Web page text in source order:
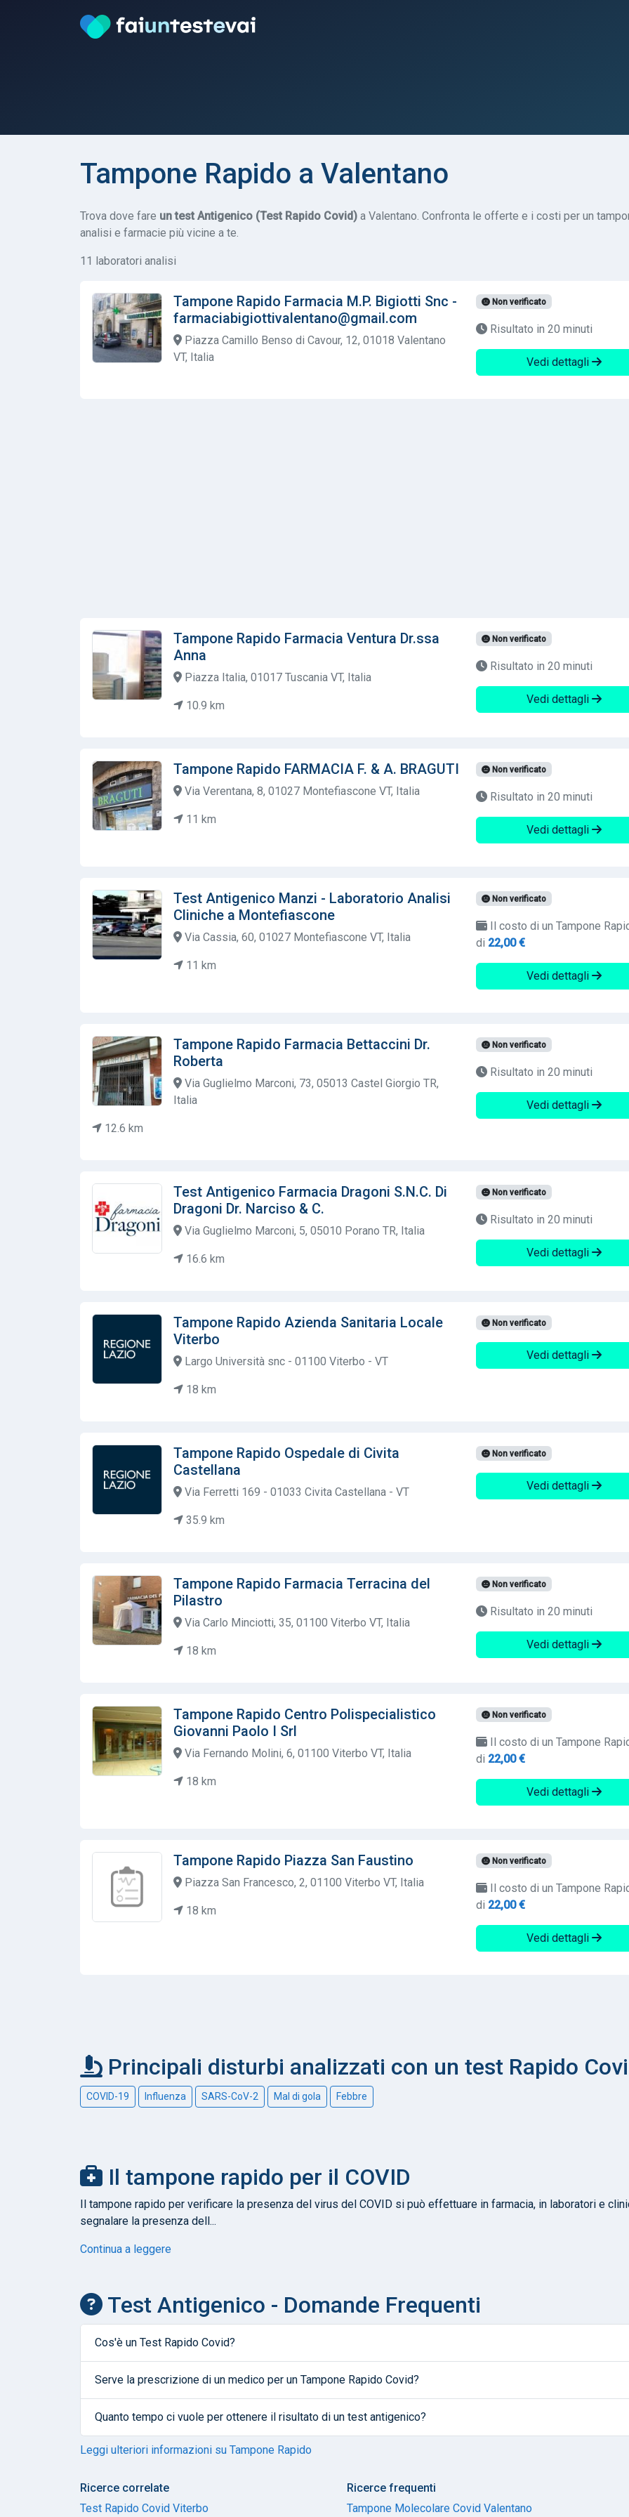
Tampone Rapido a Valentano
Trova dove fare un test Antigenico (Test Rapido Covid) a Valentano. Confronta le offerte e i costi per un
analisi e farmacie più vicine a te.
11 laboratori analisi
Tampone Rapido Farmacia M.P. Bigiotti Snc -
farmaciabigiottivalentano@gmail.com
Piazza Camillo Benso di Cavour, 12, 01018 Valentano
VT, Italia
Non verificato
Risultato in 20 minuti
Vedi dettagli
Tampone Rapido Farmacia Ventura Dr.ssa
Anna
Piazza Italia, 01017 Tuscania VT, Italia
10.9 km
Non verificato
Risultato in 20 minuti
Vedi dettagli
Tampone Rapido FARMACIA F. & A. BRAGUTI
Via Verentana, 8, 01027 Montefiascone VT, Italia
11 km
Non verificato
Risultato in 20 minuti
Vedi dettagli
Test Antigenico Manzi - Laboratorio Analisi
Cliniche a Montefiascone
Via Cassia, 60, 01027 Montefiascone VT, Italia
11 km
Non verificato
Il costo di un Tampone
di 22,00 €
Vedi dettagli
Tampone Rapido Farmacia Bettaccini Dr.
Roberta
Via Guglielmo Marconi, 73, 05013 Castel Giorgio TR,
Italia
12.6 km
Non verificato
Risultato in 20 minuti
Vedi dettagli
Test Antigenico Farmacia Dragoni S.N.C. Di
Dragoni Dr. Narciso & C.
Via Guglielmo Marconi, 5, 05010 Porano TR, Italia
16.6 km
Non verificato
Risultato in 20 minuti
Vedi dettagli
Tampone Rapido Azienda Sanitaria Locale
Viterbo
Largo Università snc - 01100 Viterbo - VT
18 km
Non verificato
Vedi dettagli
Tampone Rapido Ospedale di Civita
Castellana
Via Ferretti 169 - 01033 Civita Castellana - VT
35.9 km
Non verificato
Vedi dettagli
Tampone Rapido Farmacia Terracina del
Pilastro
Via Carlo Minciotti, 35, 01100 Viterbo VT, Italia
18 km
Non verificato
Risultato in 20 minuti
Vedi dettagli
Tampone Rapido Centro Polispecialistico
Giovanni Paolo I Srl
Via Fernando Molini, 6, 01100 Viterbo VT, Italia
18 km
Non verificato
Il costo di un Tampone
di 22,00 €
Vedi dettagli
Tampone Rapido Piazza San Faustino
Piazza San Francesco, 2, 01100 Viterbo VT, Italia
18 km
Non verificato
Il costo di un Tampone
di 22,00 €
Vedi dettagli
Principali disturbi analizzati con un test Rapido
COVID-19 Influenza SARS-CoV-2 Mal di gola Febbre
Il tampone rapido per il COVID
Il tampone rapido per verificare la presenza del virus del COVID si può effettuare in farmacia, in laboratori e
segnalare la presenza dell...
Continua a leggere
Test Antigenico - Domande Frequenti
Cos'è un Test Rapido Covid?
Serve la prescrizione di un medico per un Tampone Rapido Covid?
Quanto tempo ci vuole per ottenere il risultato di un test antigenico?
Leggi ulteriori informazioni su Tampone Rapido
Ricerce correlate
Test Rapido Covid Viterbo
Ricerce frequenti
Tampone Molecolare Covid Valentano